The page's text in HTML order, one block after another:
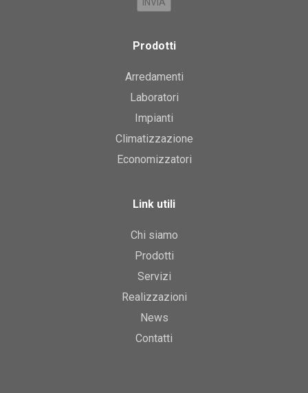
Prodotti
Arredamenti
Laboratori
Impianti
Climatizzazione
Economizzatori
Link utili
Chi siamo
Prodotti
Servizi
Realizzazioni
News
Contatti